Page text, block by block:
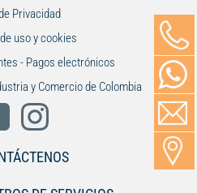
Privacidad
uso y cookies
- Pagos electrónicos
y Comercio de Colombia